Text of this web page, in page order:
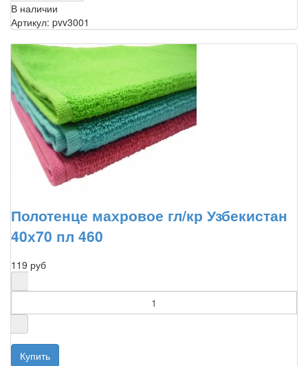
В наличии
Артикул: pvv3001
Полотенце махровое гл/кр Узбекистан
40х70 пл 460
119 руб